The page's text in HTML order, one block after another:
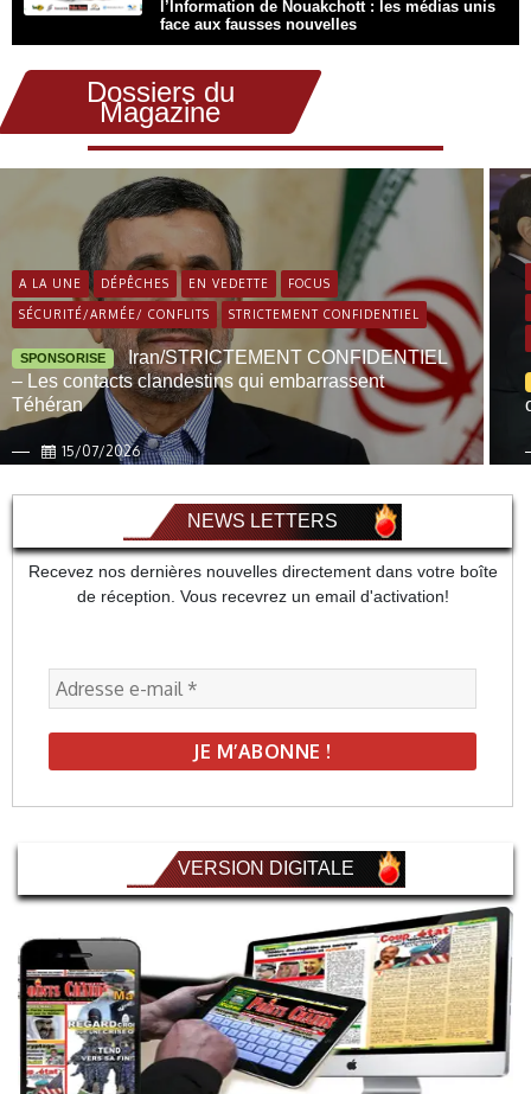
l’Information de Nouakchott : les médias unis
face aux fausses nouvelles
Dossiers du
Magazine
A LA UNE DÉPÊCHES EN VEDETTE FOCUS
SÉCURITÉ/ARMÉE/ CONFLITS STRICTEMENT CONFIDENTIEL
SPONSORISE
Iran/STRICTEMENT CONFIDENTIEL
– Les contacts clandestins qui embarrassent
Téhéran
15/07/2026
NEWS LETTERS
Recevez nos dernières nouvelles directement dans votre boîte
de réception. Vous recevrez un email d'activation!
VERSION DIGITALE